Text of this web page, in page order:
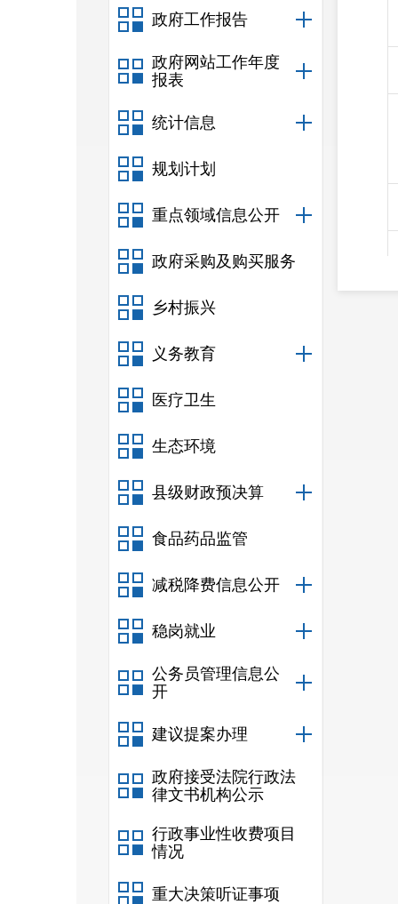
政府工作报告
政府网站工作年度
报表
统计信息
规划计划
重点领域信息公开
政府采购及购买服务
乡村振兴
义务教育
医疗卫生
生态环境
县级财政预决算
食品药品监管
减税降费信息公开
稳岗就业
公务员管理信息公
开
建议提案办理
政府接受法院行政法
律文书机构公示
行政事业性收费项目
情况
重大决策听证事项